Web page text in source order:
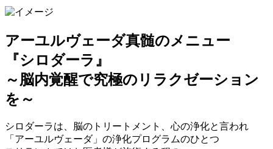
アーユルヴェーダ真髄のメニュー
『シロダーラ』
～脳内覚醒で究極のリラクゼーション
を～
シロダーラは、脳のトリートメント、心の浄化と言われ
「アーユルヴェーダ」の浄化プログラムのひとつ